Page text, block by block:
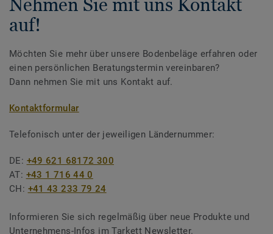
Nehmen Sie mit uns Kontakt
auf!
Möchten Sie mehr über unsere Bodenbeläge erfahren oder
einen persönlichen Beratungstermin vereinbaren?
Dann nehmen Sie mit uns Kontakt auf.
Kontaktformular
Telefonisch unter der jeweiligen Ländernummer:
DE: +49 621 68172 300
AT: +43 1 716 44 0
CH: +41 43 233 79 24
Informieren Sie sich regelmäßig über neue Produkte und
Unternehmens-Infos im Tarkett Newsletter.